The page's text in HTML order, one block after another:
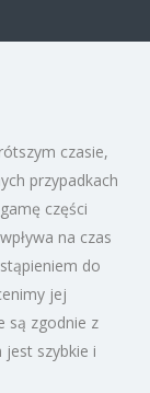
czasie,
przypadkach
części
na czas
do
jej
są zgodnie z
szybkie i